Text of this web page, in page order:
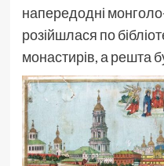
напередодні
розійшлася по
монастирів, а решта